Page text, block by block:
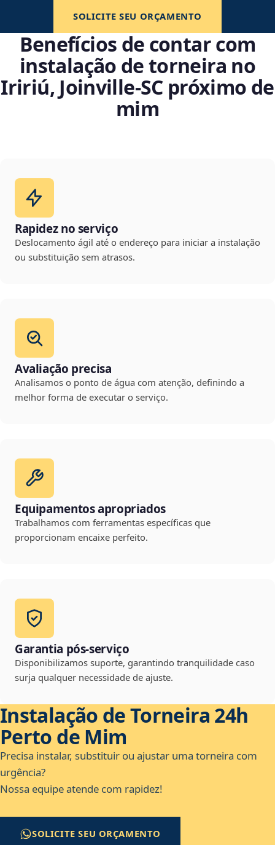
SOLICITE SEU ORÇAMENTO
Benefícios de contar com
instalação de torneira no
Iririú, Joinville‑SC próximo de
mim
Rapidez no serviço
Deslocamento ágil até o endereço para iniciar a instalação
ou substituição sem atrasos.
Avaliação precisa
Analisamos o ponto de água com atenção, definindo a
melhor forma de executar o serviço.
Equipamentos apropriados
Trabalhamos com ferramentas específicas que
proporcionam encaixe perfeito.
Garantia pós-serviço
Disponibilizamos suporte, garantindo tranquilidade caso
surja qualquer necessidade de ajuste.
Instalação de Torneira 24h
Perto de Mim
Precisa instalar, substituir ou ajustar uma torneira com
urgência?
Nossa equipe atende com rapidez!
SOLICITE SEU ORÇAMENTO